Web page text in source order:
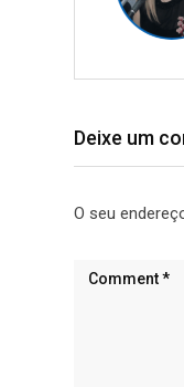
Deixe um
O seu